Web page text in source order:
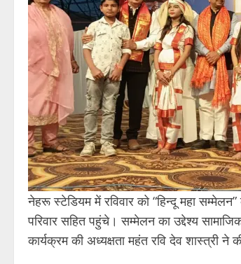
नेहरू स्टेडियम में रविवार को “हिन्दू महा
परिवार सहित पहुंचे। सम्मेलन का उद्देश्य
कार्यक्रम की अध्यक्षता महंत रवि देव शास्त्री ने